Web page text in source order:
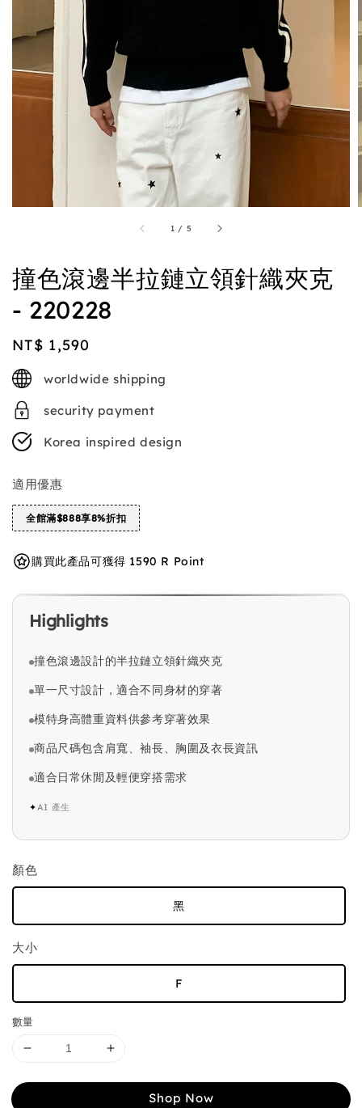
1 / 5
撞色滾邊半拉鏈立領針織夾克
- 220228
Regular
price
NT$ 1,590
worldwide shipping
security payment
Korea inspired design
適用優惠
全館滿$888享8%折扣
購買此產品可獲得 1590 R Point
Highlights
撞色滾邊設計的半拉鏈立領針織夾克
單一尺寸設計，適合不同身材的穿著
模特身高體重資料供參考穿著效果
商品尺碼包含肩寬、袖長、胸圍及衣長資訊
適合日常休閒及輕便穿搭需求
✦AI 產生
顏色
黑
大小
F
數量
Shop Now